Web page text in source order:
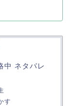
中 ネタバレ
す